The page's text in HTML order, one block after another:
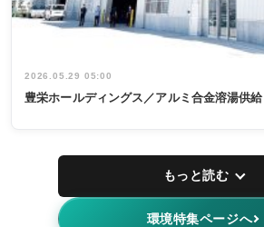
2026.05.29 05:00
豊栄ホールディングス／アルミ合金溶湯供給
もっと読む
環境特集ページへ